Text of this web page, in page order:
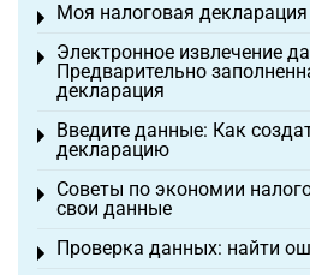
Моя налоговая декларация
Toggle menu
Электронное извлечение
Предварительно
декларация
Toggle menu
Введите данные: Как
декларацию
Toggle menu
Советы по экономии
свои данные
Toggle menu
Проверка данных: найти
Toggle menu